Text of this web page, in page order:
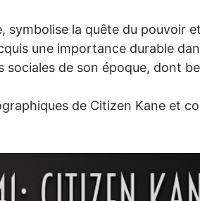
la quête du pouvoir
une importance durable
de son époque, dont
de Citizen Kane et